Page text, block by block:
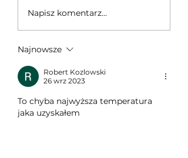
Jaki model Tandoor
wybrać?
Napisz komentarz...
Najnowsze
Robert Kozlowski
26 wrz 2023
To chyba najwyższa temperatura
jaka uzyskałem